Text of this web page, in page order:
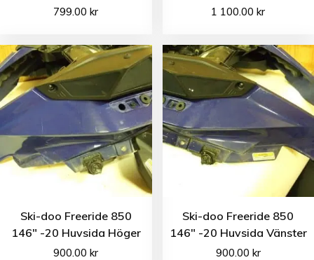
799.00kr 1 100.00kr
Ski-doo Freeride 850
146″ -20 Huvsida Höger
900.00kr
Ski-doo Freeride 850
146″ -20 Huvsida Vänster
900.00 kr